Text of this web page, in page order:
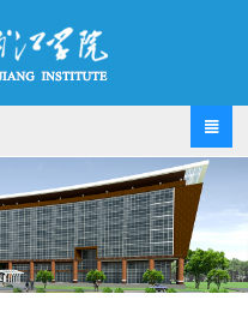
